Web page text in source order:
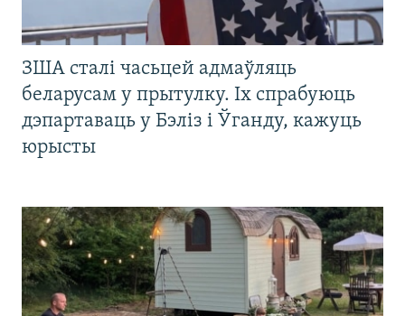
ЗША сталі часьцей адмаўляць
беларусам у прытулку. Іх спрабуюць
дэпартаваць у Бэліз і Ўганду, кажуць
юрысты